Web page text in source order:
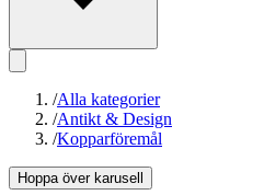
/Alla kategorier
/Antikt & Design
/Kopparföremål
Hoppa över karusell